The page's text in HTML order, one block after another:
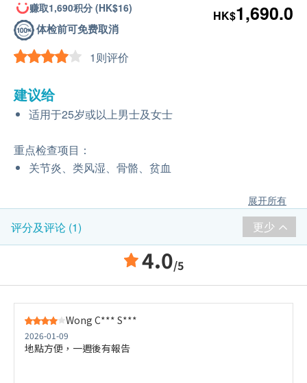
赚取1,690积分 (HK$16)
体检前可免费取消
1则评价
HK$1,690.0
建议给
适用于25岁或以上男士及女士
重点检查项目：
关节炎、类风湿、骨骼、贫血
展开所有
评分及评论 (1) 更少
4.0/5
Wong C*** S***
2026-01-09
地點方便，一週後有報告